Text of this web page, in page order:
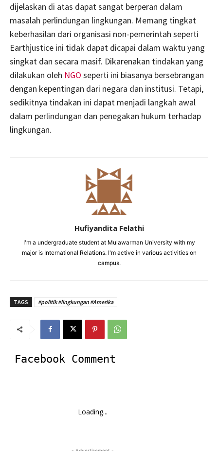
dijelaskan di atas dapat sangat berperan dalam
masalah perlindungan lingkungan. Memang tingkat
keberhasilan dari organisasi non-pemerintah seperti
Earthjustice ini tidak dapat dicapai dalam waktu yang
singkat dan secara masif. Dikarenakan tindakan yang
dilakukan oleh NGO seperti ini biasanya bersebrangan
dengan kepentingan dari negara dan institusi. Tetapi,
sedikitnya tindakan ini dapat menjadi langkah awal
dalam perlindungan dan penegakan hukum terhadap
lingkungan.
Hufiyandita Felathi
I'm a undergraduate student at Mulawarman University with my
major is International Relations. I'm active in various activities on
campus.
TAGS #politik #lingkungan #Amerika
Facebook Comment
Loading...